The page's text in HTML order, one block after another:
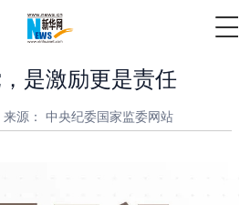
是激励更是责任
来源： 中央纪委国家监委网站